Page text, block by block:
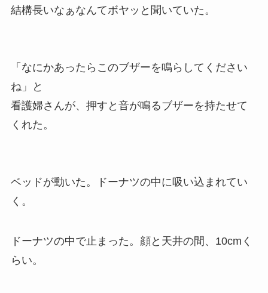
結構長いなぁなんてボヤッと聞いていた。
「なにかあったらこのブザーを鳴らしてください
ね」と
看護婦さんが、押すと音が鳴るブザーを持たせて
くれた。
ベッドが動いた。ドーナツの中に吸い込まれてい
く。
ドーナツの中で止まった。顔と天井の間、10cmく
らい。